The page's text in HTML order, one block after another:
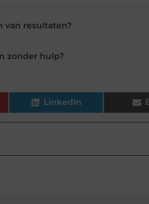
van resultaten?
zonder hulp?
LinkedIn